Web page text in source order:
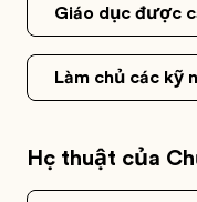
Giáo dục được
Làm chủ các kỹ
Học thuật của